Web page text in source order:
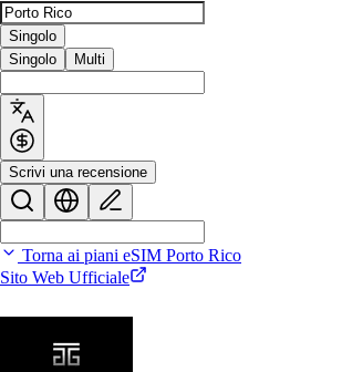
Singolo
Singolo
Multi
Scrivi una recensione
Torna ai piani eSIM Porto Rico
Sito Web Ufficiale